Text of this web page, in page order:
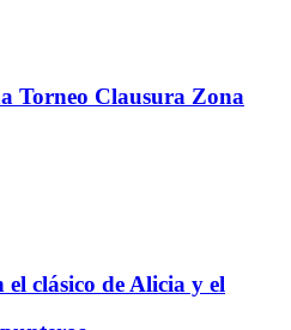
Torneo Clausura Zona
el clásico de Alicia y el